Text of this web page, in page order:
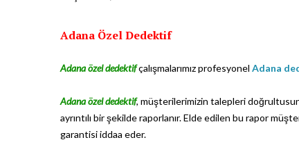
Adana Özel Dedektif
Adana özel dedektifçalışmalarımız profesyonel Adana
Adana özel dedektif, müşterilerimizin talepleri
ayrıntılı bir şekilde raporlanır. Elde edilen bu rapor
garantisi iddaa eder.